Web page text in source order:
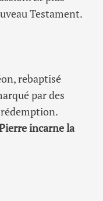
Testament.
rebaptisé
par des
rédemption.
incarne la